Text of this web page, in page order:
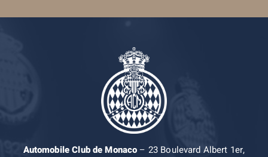
Automobile Club de Monaco– 23 Boulevard Albert 1er,